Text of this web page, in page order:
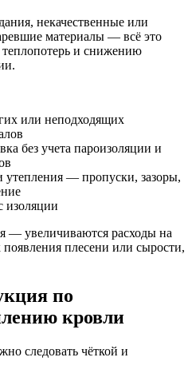
некачественные или
материалы — всё это
и снижению
или неподходящих
без учета пароизоляции и
утепления — пропуски, зазоры,
изоляции
— увеличиваются расходы на
появления плесени или сырости,
по
кровли
следовать чёткой и